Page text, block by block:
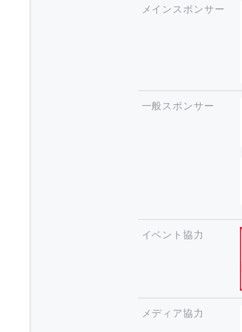
メインスポンサー
一般スポンサー
イベント協力
メディア協力